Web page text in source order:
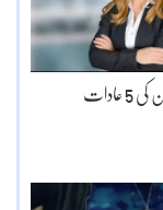
عادات